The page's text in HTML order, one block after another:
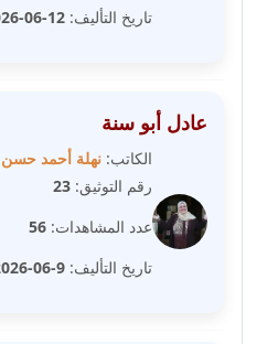
مدونة سارة القصبي
عاملة
مدونة سالي علاء الدين
عاملة
مدونة سامح رشاد
عاملة
تاريخ التأليف: 12-06-2026
عادل أبو سنة
الكاتب: نهلة أحمد حسن
رقم التوثيق: 23
عدد المشاهدات: 56
تاريخ التأليف: 9-06-2026